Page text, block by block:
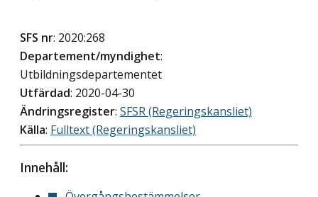
SFS nr: 2020:268
Departement/myndighet:
Utbildningsdepartementet
Utfärdad: 2020-04-30
Ändringsregister: SFSR (Regeringskansliet)
Källa: Fulltext (Regeringskansliet)
Innehåll: